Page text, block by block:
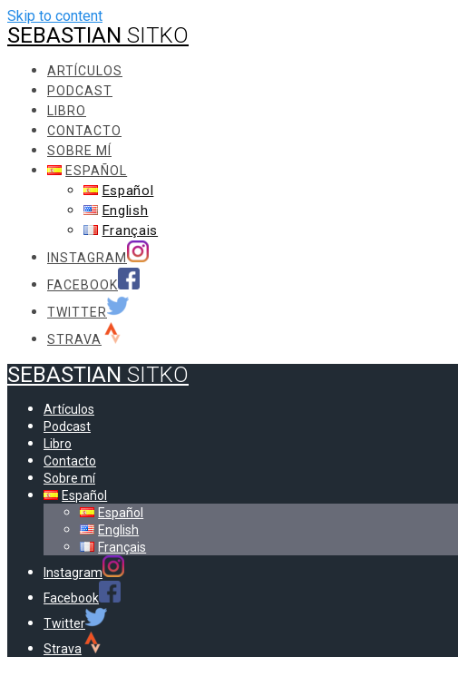
Skip to content
SEBASTIAN SITKO
ARTÍCULOS
PODCAST
LIBRO
CONTACTO
SOBRE MÍ
ESPAÑOL
Español
English
Français
INSTAGRAM
FACEBOOK
TWITTER
STRAVA
SEBASTIAN SITKO
Artículos
Podcast
Libro
Contacto
Sobre mí
Español
Español
English
Français
Instagram
Facebook
Twitter
Strava